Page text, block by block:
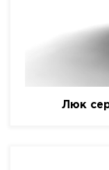
Люк